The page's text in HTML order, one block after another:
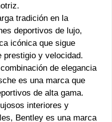
tradición en la
deportivos de lujo,
icónica que sigue
prestigio y velocidad.
de elegancia
es una marca que
de alta gama.
interiores y
Bentley es una marca